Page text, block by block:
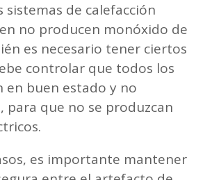
sistemas de calefacción
no producen monóxido de
es necesario tener ciertos
controlar que todos los
en buen estado y no
para que no se produzcan
es importante mantener